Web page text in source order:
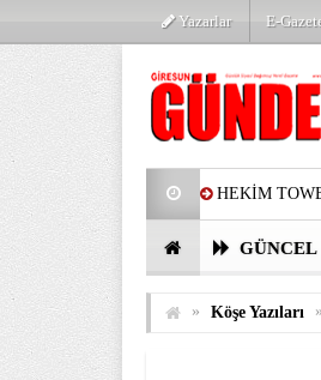
Yazarlar E-
HEKİM
PARTİ’DE
GÜNCEL
» Köşe Yazıları »